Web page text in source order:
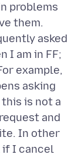
problems
them.
asked
I am in FF;
example,
asking
is not a
and
In other
if I cancel